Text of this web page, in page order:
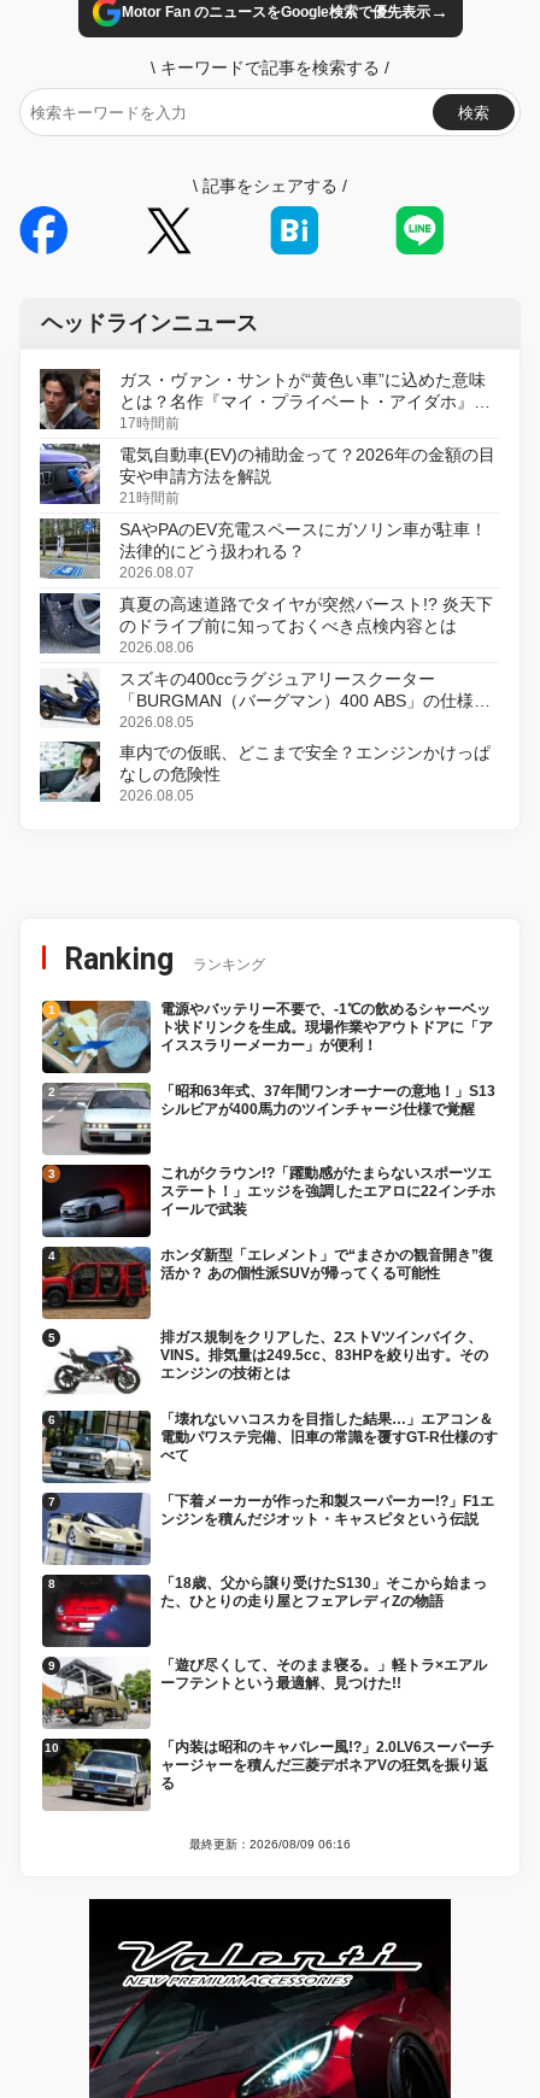
Motor Fan のニュースをGoogle検索で優先表示→
\ キーワードで記事を検索する /
検索
\ 記事をシェアする /
ヘッドラインニュース
ガス・ヴァン・サントが“黄色い車”に込めた意味
とは？名作『マイ・プライベート・アイダホ』が
初のデジタルリマスター版で復活
17時間前
電気自動車(EV)の補助金って？2026年の金額の目
安や申請方法を解説
21時間前
SAやPAのEV充電スペースにガソリン車が駐車！
法律的にどう扱われる？
2026.08.07
真夏の高速道路でタイヤが突然バースト!? 炎天下
のドライブ前に知っておくべき点検内容とは
2026.08.06
スズキの400ccラグジュアリースクーター
「BURGMAN（バーグマン）400 ABS」の仕様を
変更し、8月18日に発売
2026.08.05
車内での仮眠、どこまで安全？エンジンかけっぱ
なしの危険性
2026.08.05
Ranking ランキング
電源やバッテリー不要で、-1℃の飲めるシャーベッ
ト状ドリンクを生成。現場作業やアウトドアに「ア
イススラリーメーカー」が便利！
「昭和63年式、37年間ワンオーナーの意地！」S13
シルビアが400馬力のツインチャージ仕様で覚醒
これがクラウン!?「躍動感がたまらないスポーツエ
ステート！」エッジを強調したエアロに22インチホ
イールで武装
ホンダ新型「エレメント」で“まさかの観音開き”復
活か？ あの個性派SUVが帰ってくる可能性
排ガス規制をクリアした、2ストVツインバイク、
VINS。排気量は249.5cc、83HPを絞り出す。その
エンジンの技術とは
「壊れないハコスカを目指した結果…」エアコン＆
電動パワステ完備、旧車の常識を覆すGT-R仕様のす
べて
「下着メーカーが作った和製スーパーカー!?」F1エ
ンジンを積んだジオット・キャスピタという伝説
「18歳、父から譲り受けたS130」そこから始まっ
た、ひとりの走り屋とフェアレディZの物語
「遊び尽くして、そのまま寝る。」軽トラ×エアル
ーフテントという最適解、見つけた!!
「内装は昭和のキャバレー風!?」2.0LV6スーパーチ
ャージャーを積んだ三菱デボネアVの狂気を振り返
る
最終更新：2026/08/09 06:16